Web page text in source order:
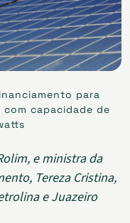
para
capacidade de
e ministra da
Tereza Cristina,
e Juazeiro